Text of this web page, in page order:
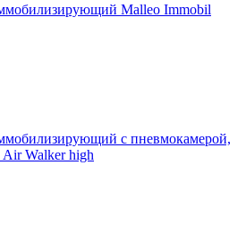
Malleo Immobil
с пневмокамерой,
Walker high